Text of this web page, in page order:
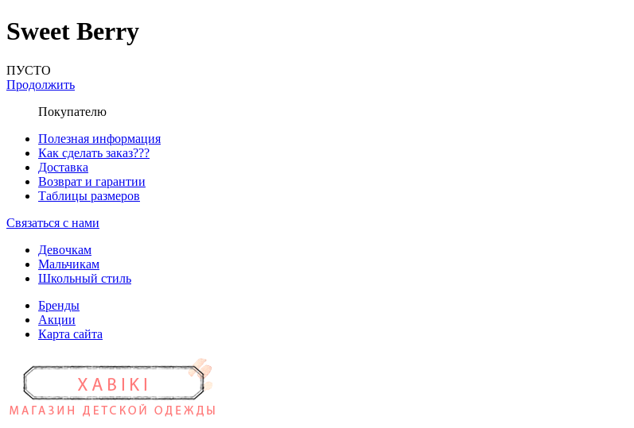
Sweet Berry
ПУСТО
Продолжить
Покупателю
Полезная информация
Как сделать заказ???
Доставка
Возврат и гарантии
Таблицы размеров
Связаться с нами
Девочкам
Мальчикам
Школьный стиль
Бренды
Акции
Карта сайта